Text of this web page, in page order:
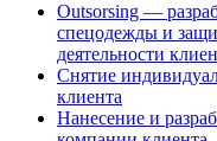
Outsorsing —
спецодежды и
деятельности
Снятие
клиента
Нанесение и